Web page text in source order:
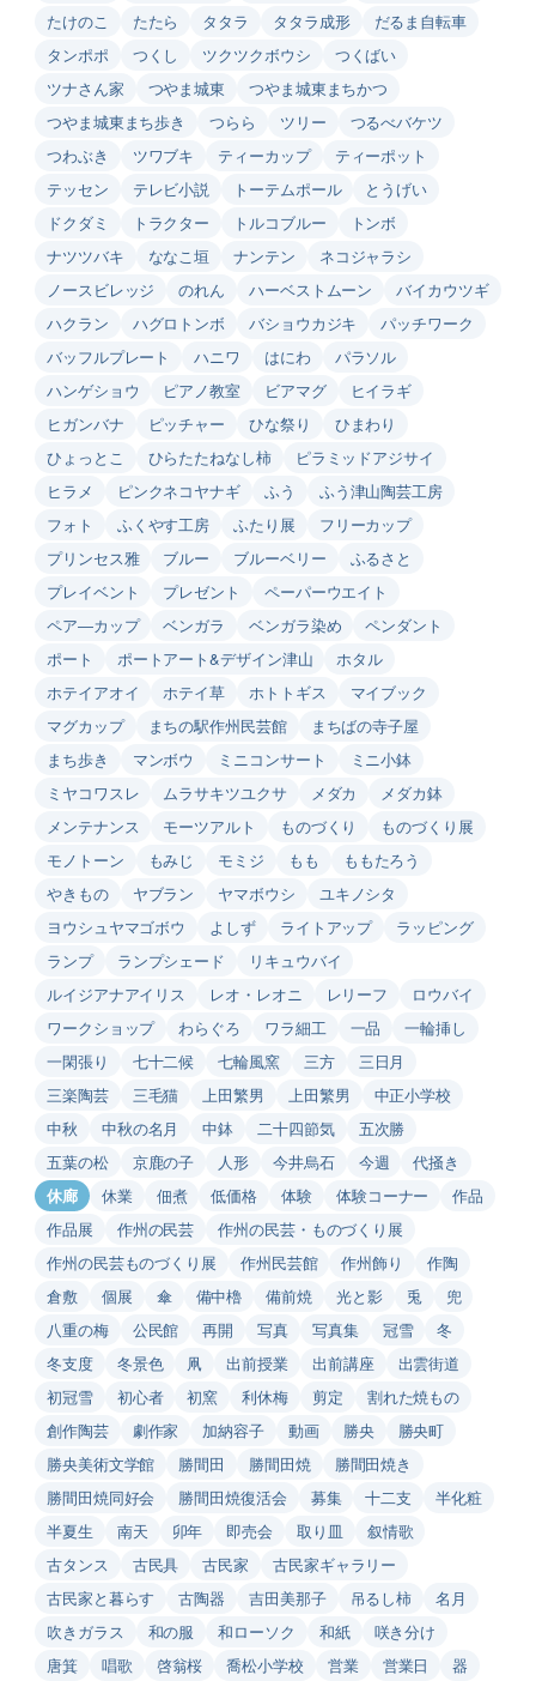
たけのこ
たたら タタラ タタラ成形
だるま自転車
タンポポ
つくし ツクツクボウシ
つくばい
ツナさん家
つやま城東
つやま城東まちかつ
つやま城東まち歩き
つらら ツリー
つるべバケツ
つわぶき
ツワブキ ティーカップ
ティーポット
テッセン
テレビ小説 トーテムポール
とうげい
ドクダミ
トラクター トルコブルー
トンボ
ナツツバキ
ななこ垣 ナンテン
ネコジャラシ
ノースビレッジ
のれん ハーベストムーン
バイカウツギ
ハクラン
ハグロトンボ バショウカジキ
パッチワーク
バッフルプレート
ハニワ はにわ
パラソル
ハンゲショウ
ピアノ教室 ビアマグ
ヒイラギ
ヒガンバナ
ピッチャー ひな祭り
ひまわり
ひょっとこ
ひらたたねなし柿
ピラミッドアジサイ
ヒラメ
ピンクネコヤナギ ふう
ふう津山陶芸工房
フォト
ふくやす工房 ふたり展
フリーカップ
プリンセス雅
ブルー ブルーベリー
ふるさと
プレイベント
プレゼント
ペーパーウエイト
ペア―カップ
ベンガラ ベンガラ染め
ペンダント
ポート
ポートアート&デザイン津山
ホタル
ホテイアオイ
ホテイ草 ホトトギス
マイブック
マグカップ
まちの駅作州民芸館
まちばの寺子屋
まち歩き
マンボウ ミニコンサート
ミニ小鉢
ミヤコワスレ
ムラサキツユクサ メダカ
メダカ鉢
メンテナンス
モーツアルト ものづくり
ものづくり展
モノトーン
もみじ モミジ もも
ももたろう
やきもの
ヤブラン ヤマボウシ
ユキノシタ
ヨウシュヤマゴボウ
よしず ライトアップ
ラッピング
ランプ
ランプシェード
リキュウバイ
ルイジアナアイリス
レオ・レオニ レリーフ
ロウバイ
ワークショップ
わらぐろ ワラ細工 一品
一輪挿し
一閑張り
七十二候 七輪風窯 三方
三日月
三楽陶芸
三毛猫 上田繁男 上田繁男
中正小学校
中秋
中秋の名月 中鉢 二十四節気
五次勝
五葉の松
京鹿の子 人形 今井烏石 今週
代掻き
休廊
休業 佃煮 低価格 体験 体験コーナー
作品
作品展
作州の民芸
作州の民芸・ものづくり展
作州の民芸ものづくり展
作州民芸館 作州飾り
作陶
倉敷
個展 傘 備中櫓 備前焼 光と影 兎
兜
八重の梅
公民館 再開 写真 写真集 冠雪
冬
冬支度
冬景色 凧 出前授業 出前講座
出雲街道
初冠雪
初心者 初窯 利休梅 剪定
割れた焼もの
創作陶芸
劇作家 加納容子 動画 勝央
勝央町
勝央美術文学館
勝間田 勝間田焼
勝間田焼き
勝間田焼同好会
勝間田焼復活会 募集 十二支
半化粧
半夏生
南天 卯年 即売会 取り皿
叙情歌
古タンス
古民具 古民家
古民家ギャラリー
古民家と暮らす
古陶器 吉田美那子 吊るし柿
名月
吹きガラス
和の服 和ローソク 和紙
咲き分け
唐箕
唱歌 啓翁桜 喬松小学校 営業 営業日 器